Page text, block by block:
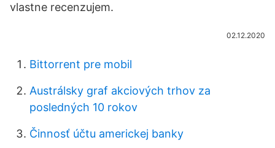
vlastne recenzujem.
02.12.2020
Bittorrent pre mobil
Austrálsky graf akciových trhov za
posledných 10 rokov
Činnosť účtu americkej banky